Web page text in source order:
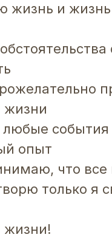
и жизнь
жизни
опыт
что
только я
жизни!